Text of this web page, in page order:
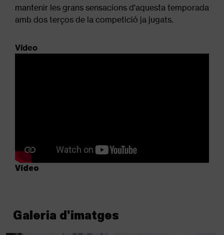
mantenir les grans sensacions d'aquesta temporada
amb dos terços de la competició ja jugats.
Vídeo
Vídeo
Galeria d'imatges